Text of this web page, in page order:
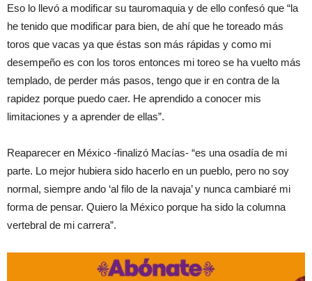
Eso lo llevó a modificar su tauromaquia y de ello confesó que “la
he tenido que modificar para bien, de ahí que he toreado más
toros que vacas ya que éstas son más rápidas y como mi
desempeño es con los toros entonces mi toreo se ha vuelto más
templado, de perder más pasos, tengo que ir en contra de la
rapidez porque puedo caer. He aprendido a conocer mis
limitaciones y a aprender de ellas”.
Reaparecer en México -finalizó Macías- “es una osadía de mi
parte. Lo mejor hubiera sido hacerlo en un pueblo, pero no soy
normal, siempre ando ‘al filo de la navaja’ y nunca cambiaré mi
forma de pensar. Quiero la México porque ha sido la columna
vertebral de mi carrera”.